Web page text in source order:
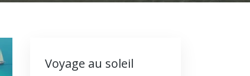
Voyage au soleil